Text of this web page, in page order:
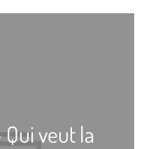
veut la